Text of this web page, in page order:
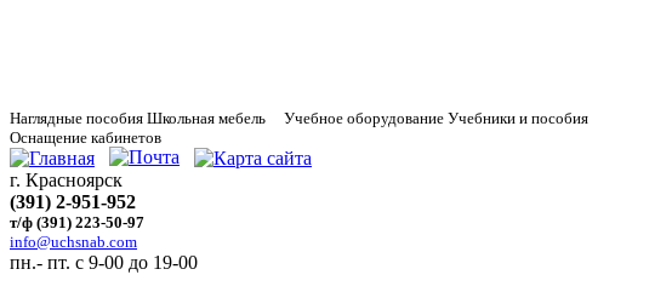
Наглядные пособия Школьная мебель Учебное оборудование Учебники и пособия
Оснащение кабинетов
г. Красноярск
(391) 2-951-952
т/ф (391) 223-50-97
info@uchsnab.com
пн.- пт. с 9-00 до 19-00